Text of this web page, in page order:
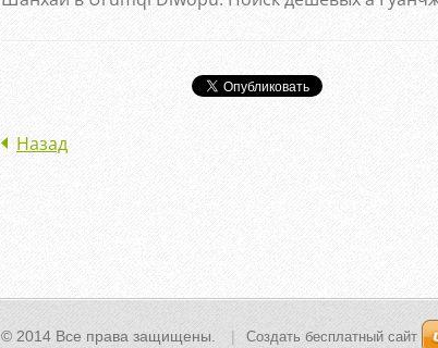
Назад
© 2014 Все права защищены. Создать бесплатный сайт